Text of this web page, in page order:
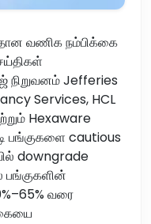
வணிக நம்பிக்கை
நிறுவனம் Jefferies
Services, HCL
Hexaware
பங்குகளை cautious
downgrade
வரை